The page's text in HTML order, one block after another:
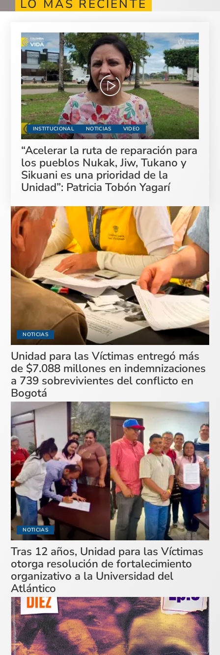
LO MÁS RECIENTE
INSTITUCIONAL NOTICIAS VIDEO
“Acelerar la ruta de reparación para
los pueblos Nukak, Jiw, Tukano y
Sikuani es una prioridad de la
Unidad”: Patricia Tobón Yagarí
NOTICIAS
Unidad para las Víctimas entregó más
de $7.088 millones en indemnizaciones
a 739 sobrevivientes del conflicto en
Bogotá
NOTICIAS
Tras 12 años, Unidad para las Víctimas
otorga resolución de fortalecimiento
organizativo a la Universidad del
Atlántico